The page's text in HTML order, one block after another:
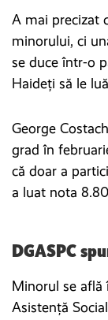
A mai precizat
minorului, ci
se duce într-o
Haideți să le
George
grad în
că doar a
a luat nota
DGASPC
Minorul se află
Asistență